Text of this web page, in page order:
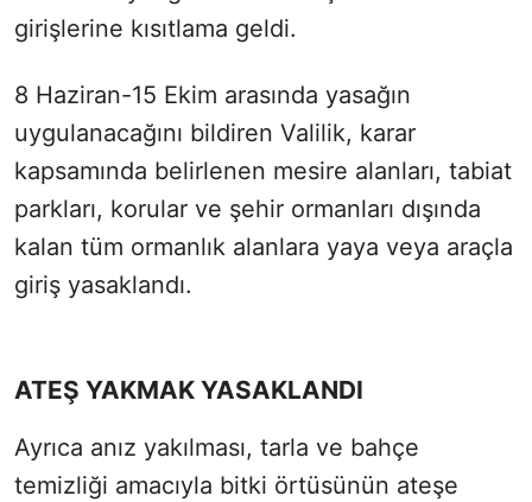
girişlerine kısıtlama geldi.
8 Haziran-15 Ekim arasında yasağın
uygulanacağını bildiren Valilik, karar
kapsamında belirlenen mesire alanları, tabiat
parkları, korular ve şehir ormanları dışında
kalan tüm ormanlık alanlara yaya veya araçla
giriş yasaklandı.
ATEŞ YAKMAK YASAKLANDI
Ayrıca anız yakılması, tarla ve bahçe
temizliği amacıyla bitki örtüsünün ateşe